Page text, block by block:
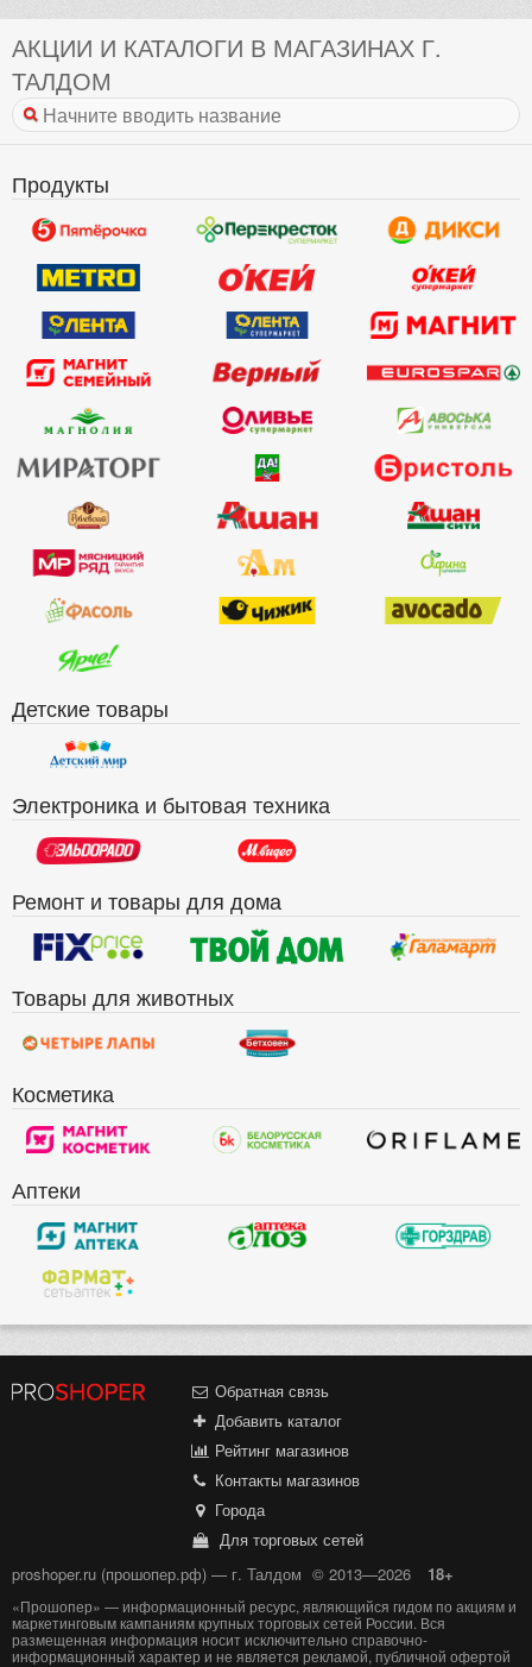
АКЦИИ И КАТАЛОГИ В МАГАЗИНАХ Г.
ТАЛДОМ
Продукты
Детские товары
Электроника и бытовая техника
Ремонт и товары для дома
Товары для животных
Косметика
Аптеки
Обратная связь
Добавить каталог
Рейтинг магазинов
Контакты магазинов
Города
Для торговых сетей
proshoper.ru (прошопер.рф) — г. Талдом © 2013—2026 18+
«Прошопер» — информационный ресурс, являющийся гидом по акциям и
маркетинговым кампаниям крупных торговых сетей России. Вся
размещенная информация носит исключительно справочно-
информационный характер и не является рекламой, публичной офертой